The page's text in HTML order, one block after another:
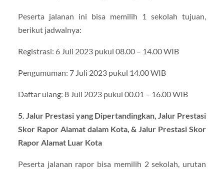
Peserta jalanan ini bisa memilih 1 sekolah tujuan,
berikut jadwalnya:
Registrasi: 6 Juli 2023 pukul 08.00 – 14.00 WIB
Pengumuman: 7 Juli 2023 pukul 14.00 WIB
Daftar ulang: 8 Juli 2023 pukul 00.01 – 16.00 WIB
5. Jalur Prestasi yang Dipertandingkan, Jalur Prestasi
Skor Rapor Alamat dalam Kota, & Jalur Prestasi Skor
Rapor Alamat Luar Kota
Peserta jalanan rapor bisa memilih 2 sekolah, urutan